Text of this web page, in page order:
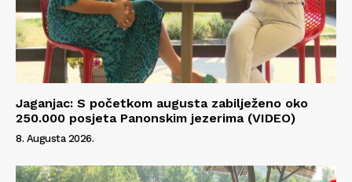
Jaganjac: S početkom augusta zabilježeno oko
250.000 posjeta Panonskim jezerima (VIDEO)
8. Augusta 2026.